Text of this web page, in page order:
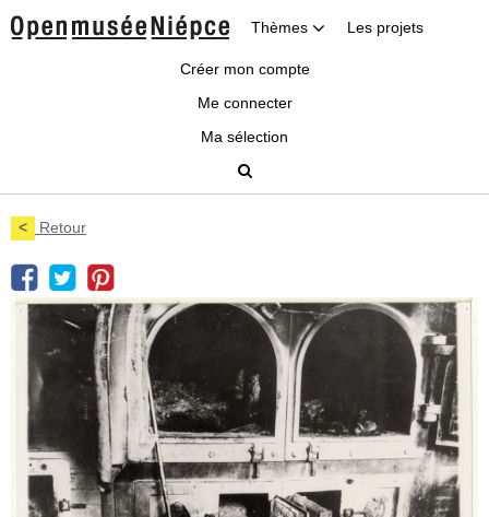
Thèmes Les projets
Créer mon compte
Me connecter
Ma sélection
< Retour